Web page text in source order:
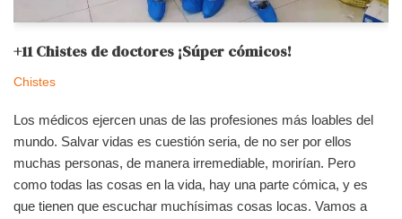
+11 Chistes de doctores ¡Súper cómicos!
Chistes
Los médicos ejercen unas de las profesiones más loables del
mundo. Salvar vidas es cuestión seria, de no ser por ellos
muchas personas, de manera irremediable, morirían. Pero
como todas las cosas en la vida, hay una parte cómica, y es
que tienen que escuchar muchísimas cosas locas. Vamos a